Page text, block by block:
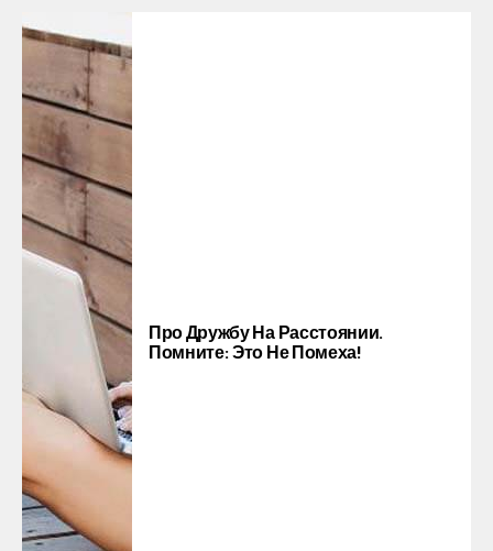
Про Дружбу На Расстоянии.
Помните: Это Не Помеха!